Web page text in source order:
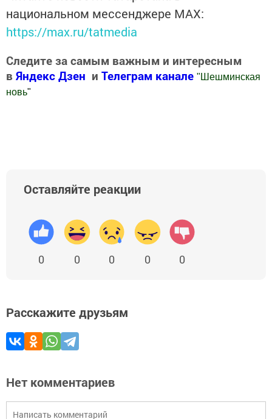
национальном мессенджере MАХ:
https://max.ru/tatmedia
Следите за самым важным и интересным
в Яндекс Дзен и Телеграм канале " Шешминская
новь"
Оставляйте реакции
0 0 0 0 0
Расскажите друзьям
Нет комментариев